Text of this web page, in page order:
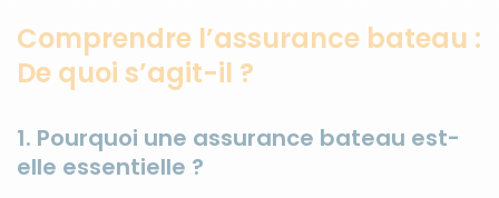
Comprendre l’assurance bateau :
De quoi s’agit-il ?
1. Pourquoi une assurance bateau est-
elle essentielle ?